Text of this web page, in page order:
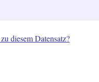
diesem Datensatz?